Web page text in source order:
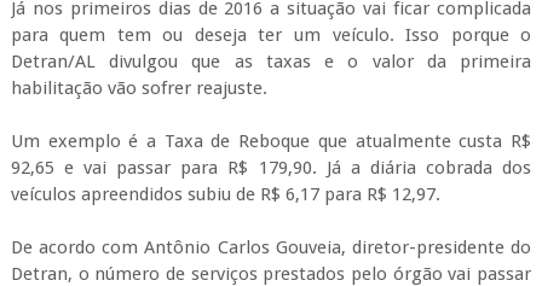
Já nos primeiros dias de 2016 a situação vai ficar complicada
para quem tem ou deseja ter um veículo. Isso porque o
Detran/AL divulgou que as taxas e o valor da primeira
habilitação vão sofrer reajuste.
Um exemplo é a Taxa de Reboque que atualmente custa R$
92,65 e vai passar para R$ 179,90. Já a diária cobrada dos
veículos apreendidos subiu de R$ 6,17 para R$ 12,97.
De acordo com Antônio Carlos Gouveia, diretor-presidente do
Detran, o número de serviços prestados pelo órgão vai passar